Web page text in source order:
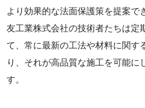
より効果的な法面保護策を提案で
友工業株式会社の技術者たちは定
て、常に最新の工法や材料に関す
り、それが高品質な施工を可能に
す。